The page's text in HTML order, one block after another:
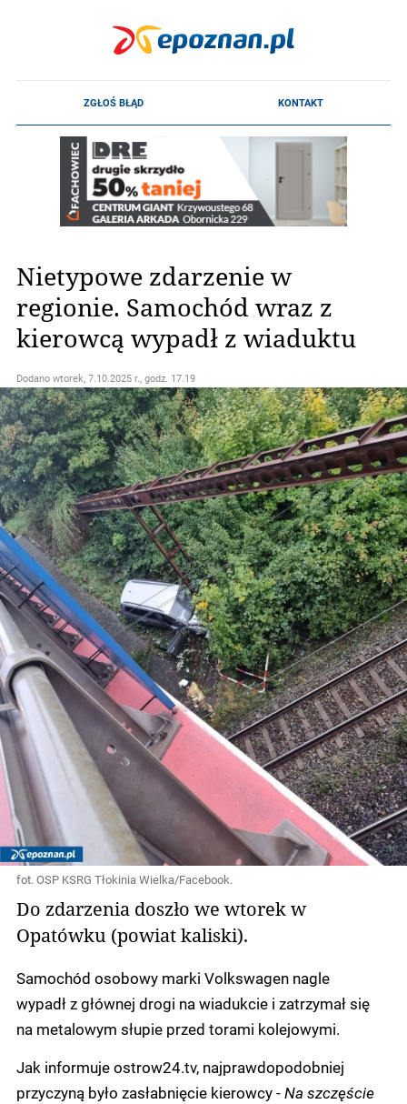
Nietypowe zdarzenie w
regionie. Samochód wraz z
kierowcą wypadł z wiaduktu
Dodano wtorek, 7.10.2025 r., godz. 17.19
fot. OSP KSRG Tłokinia Wielka/Facebook.
Do zdarzenia doszło we wtorek w
Opatówku (powiat kaliski).
Samochód osobowy marki Volkswagen nagle
wypadł z głównej drogi na wiadukcie i zatrzymał się
na metalowym słupie przed torami kolejowymi.
Jak informuje ostrow24.tv, najprawdopodobniej
przyczyną było zasłabnięcie kierowcy -Na szczęście